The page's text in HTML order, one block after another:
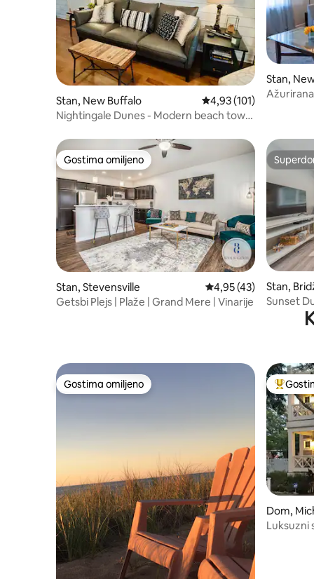
Stan, New Buffalo Prosečna ocena 4,93
4,93 (101)
Nightingale Dunes - Modern beach town
Stan,
Gostima omiljeno
Gostima omiljeno
Stan, Stevensville Prosečna ocena 4,95
4,95 (43)
Getsbi Plejs | Plaže | Grand Mere | Vinarije
Stan,
Sunset
Gostima omiljeno
Gostima omiljeno
Dom,
Luksuzni